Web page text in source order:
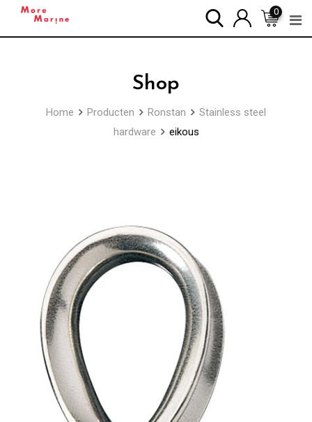
0
Shop
Home Producten Ronstan
Stainless steel
hardware
eikous